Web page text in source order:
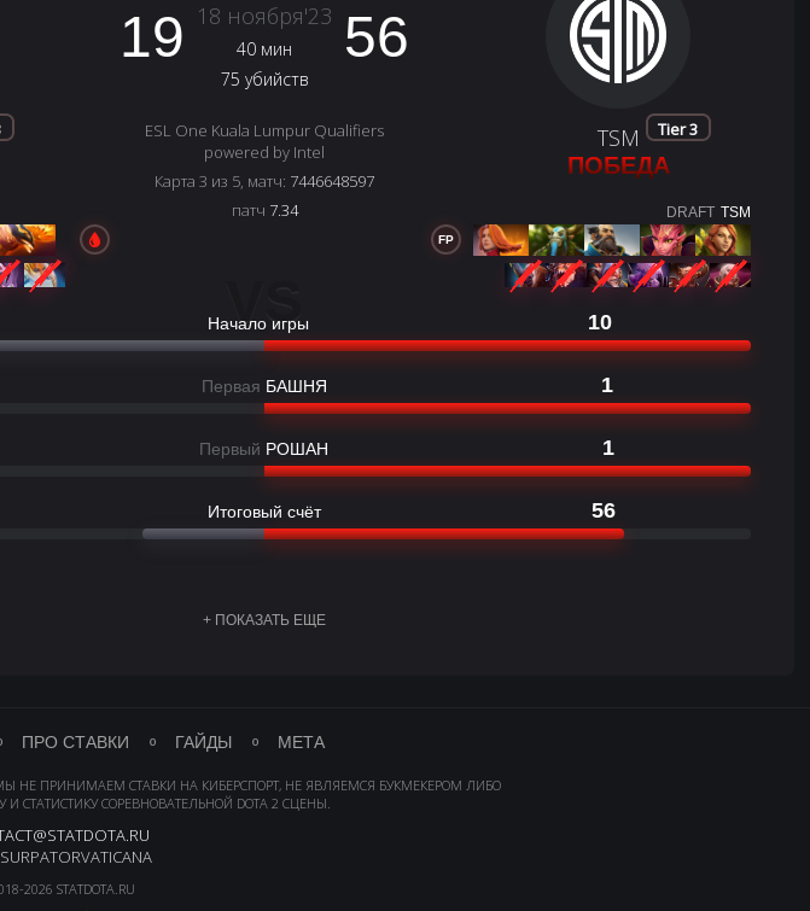
19 18 ноября'23
40 мин
75 убийств
ESL One Kuala Lumpur Qualifiers
powered by Intel
Карта 3 из 5, матч: 7446648597
патч 7.34
56
TSM Tier 3
ПОБЕДА
FP
DRAFT TSM
Начало игры 10
Первая БАШНЯ 1
Первый РОШАН 1
Итоговый счёт 56
+ ПОКАЗАТЬ ЕЩЕ
ПРО СТАВКИ ГАЙДЫ МЕТА
НЕ ПРИНИМАЕМ СТАВКИ НА КИБЕРСПОРТ, НЕ ЯВЛЯЕМСЯ БУКМЕКЕРОМ ЛИБО
СОРЕВНОВАТЕЛЬНОЙ DOTA 2 СЦЕНЫ.
2026 STATDOTA.RU